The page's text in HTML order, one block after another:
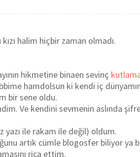
halim hiçbir zaman olmadı.
hikmetine binaen sevinç
hamdolsun ki kendi iç
bir sene oldu.
Ve kendini sevmenin aslında
yazı ile rakam ile değil) oldum.
artık cümle blogosfer biliyor ya
rica ettim.